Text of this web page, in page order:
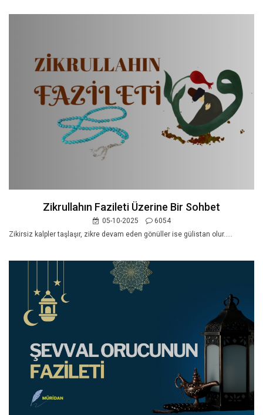
Zikrullahın Fazileti Üzerine Bir Sohbet
05-10-2025
6054
Zikirsiz kalpler taşlaşır, zikre devam eden gönüller ise gülistan olur.....